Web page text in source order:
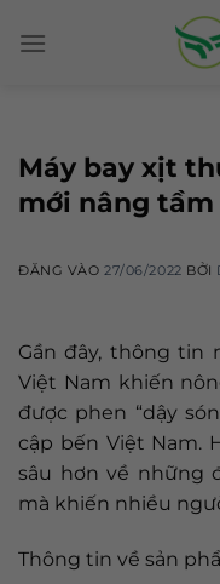
Máy bay xịt
mới nâng
ĐĂNG VÀO27/06/2022 BỞI
Gần đây, thông tin
Việt Nam khiến
được phen “dậy
cập bến Việt Nam.
sâu hơn về những
mà khiến nhiều
Thông tin về sản